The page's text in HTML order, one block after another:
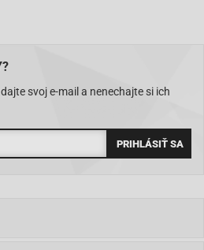
svoj e-mail a nenechajte si ich